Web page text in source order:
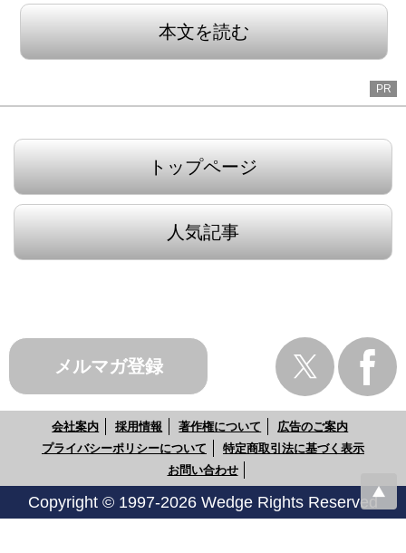
本文を読む
PR
トップページ
人気記事
メルマガ登録
会社案内 採用情報 著作権について
広告のご案内
プライバシーポリシーについて
特定商取引法に基づく表示
お問い合わせ
Copyright © 1997-2026 Wedge Rights Reserved